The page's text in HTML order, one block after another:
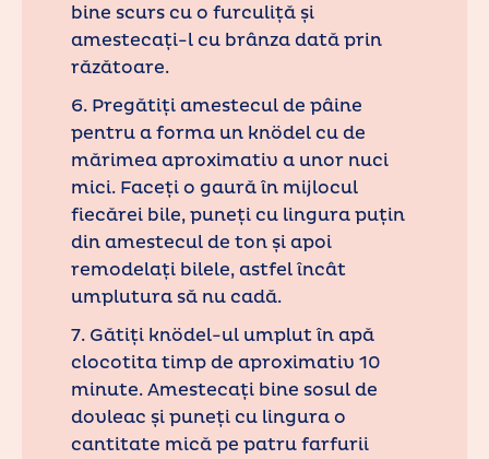
bine scurs cu o furculiță și
amestecați-l cu brânza dată prin
răzătoare.
6. Pregătiți amestecul de pâine
pentru a forma un knödel cu de
mărimea aproximativ a unor nuci
mici. Faceți o gaură în mijlocul
fiecărei bile, puneți cu lingura puțin
din amestecul de ton și apoi
remodelați bilele, astfel încât
umplutura să nu cadă.
7. Gătiți knödel-ul umplut în apă
clocotita timp de aproximativ 10
minute. Amestecați bine sosul de
dovleac și puneți cu lingura o
cantitate mică pe patru farfurii